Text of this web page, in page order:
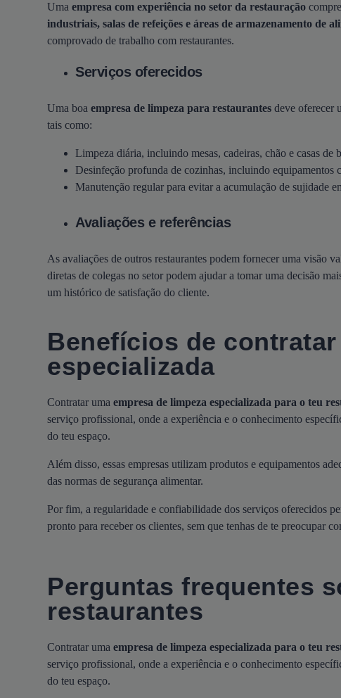
Uma empresa com experiência no setor da restauração
industriais, salas de refeições e áreas de armazenamento de
comprovado de trabalho com restaurantes.
Serviços oferecidos
Uma boa empresa de limpeza para restaurantes deve oferecer
tais como:
Limpeza diária, incluindo mesas, cadeiras, chão e casas de
Desinfeção profunda de cozinhas, incluindo equipamentos
Manutenção regular para evitar a acumulação de sujidade
Avaliações e referências
As avaliações de outros restaurantes podem fornecer uma visão
diretas de colegas no setor podem ajudar a tomar uma decisão
um histórico de satisfação do cliente.
Benefícios de
especializada
Contratar uma empresa de limpeza especializada para o teu
serviço profissional, onde a experiência e o conhecimento
do teu espaço.
Além disso, essas empresas utilizam produtos e equipamentos
das normas de segurança alimentar.
Por fim, a regularidade e confiabilidade dos serviços oferecidos
pronto para receber os clientes, sem que tenhas de te preocupar
Perguntas frequentes
restaurantes
Contratar uma empresa de limpeza especializada para o teu
serviço profissional, onde a experiência e o conhecimento
do teu espaço.